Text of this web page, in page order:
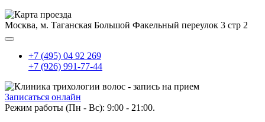
Москва, м. Таганская Большой Факельный переулок 3 стр 2
+7 (495) 04 92 269
+7 (926) 991-77-44
Записаться онлайн
Режим работы (Пн - Вс): 9:00 - 21:00.